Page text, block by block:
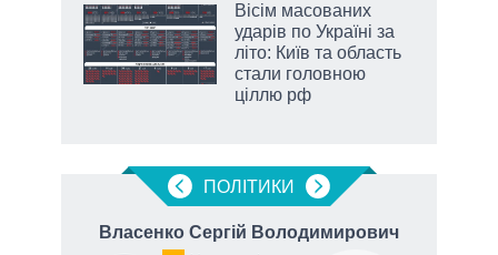
Вісім масованих
ударів по Україні за
літо: Київ та область
стали головною
ціллю рф
ПОЛIТИКИ
Власенко Сергій Володимирович